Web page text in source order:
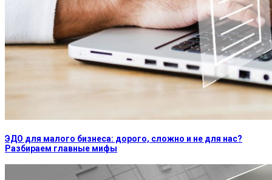
ЭДО для малого бизнеса: дорого, сложно и не для нас?
Разбираем главные мифы